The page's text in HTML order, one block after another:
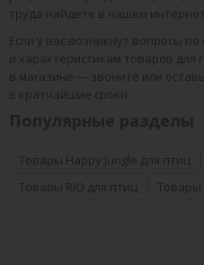
труда найдете в нашем
Если у вас возникнут вопросы
и характеристикам товаров для
в магазине — звоните или
в кратчайшие сроки.
Товары Happy Jungle для птиц
Товары RIO для птиц
Товары